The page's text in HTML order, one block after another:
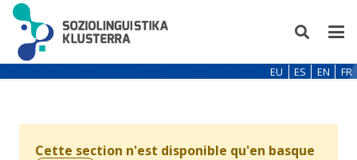
EU ES EN FR
Cette section n'est disponible qu'en basque